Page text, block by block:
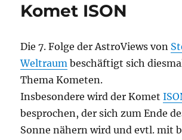
Komet ISON
Die 7. Folge der AstroViews von
Weltraum beschäftigt sich
Thema Kometen.
Insbesondere wird der Komet
besprochen, der sich zum Ende
Sonne nähern wird und evtl. mit